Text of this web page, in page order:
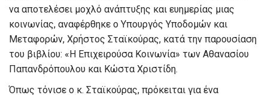
να αποτελέσει μοχλό ανάπτυξης και ευημερίας μιας
κοινωνίας, αναφέρθηκε ο Υπουργός Υποδομών και
Μεταφορών, Χρήστος Σταϊκούρας, κατά την παρουσίαση
του βιβλίου: «Η Επιχειρούσα Κοινωνία» των Αθανασίου
Παπανδρόπουλου και Κώστα Χριστίδη.
Όπως τόνισε ο κ. Σταϊκούρας, πρόκειται για ένα